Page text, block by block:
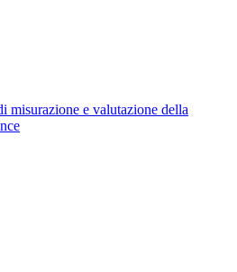
misurazione e valutazione della